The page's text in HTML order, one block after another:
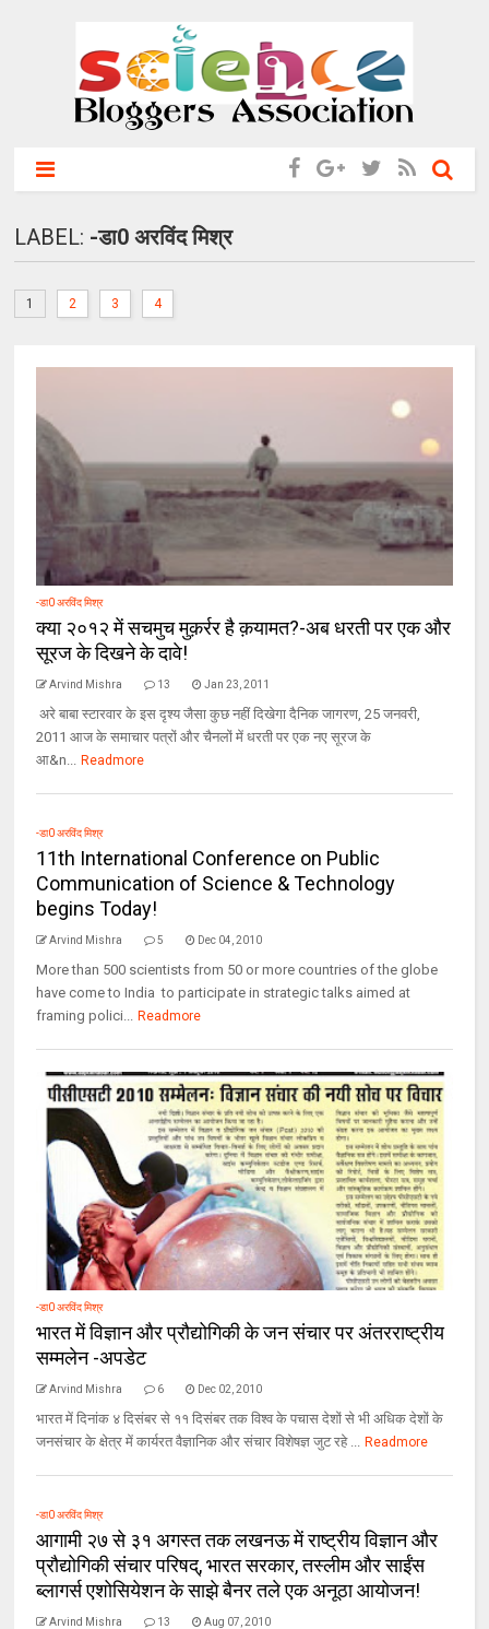
LABEL: -डा0 अरविंद मिश्र
1 2 3 4
-डा0 अरविंद मिश्र
क्या २०१२ में सचमुच मुक़र्रर है क़यामत?-अब धरती पर एक और
सूरज के दिखने के दावे!
Arvind Mishra 13 Jan 23, 2011
अरे बाबा स्टारवार के इस दृश्‍य जैसा कुछ नहीं दिखेगा दैनिक जागरण, 25 जनवरी,
2011 आज के समाचार पत्रों और चैनलों में धरती पर एक नए सूरज के
आ&n... Readmore
-डा0 अरविंद मिश्र
11th International Conference on Public
Communication of Science & Technology
begins Today!
Arvind Mishra 5 Dec 04, 2010
More than 500 scientists from 50 or more countries of the globe
have come to India to participate in strategic talks aimed at
framing polici... Readmore
-डा0 अरविंद मिश्र
भारत में विज्ञान और प्रौद्योगिकी के जन संचार पर अंतरराष्ट्रीय
सम्मलेन -अपडेट
Arvind Mishra 6 Dec 02, 2010
भारत में दिनांक ४ दिसंबर से ११ दिसंबर तक विश्व के पचास देशों से भी अधिक देशों के
जनसंचार के क्षेत्र में कार्यरत वैज्ञानिक और संचार विशेषज्ञ जुट रहे ... Readmore
-डा0 अरविंद मिश्र
आगामी २७ से ३१ अगस्त तक लखनऊ में राष्ट्रीय विज्ञान और
प्रौद्योगिकी संचार परिषद्, भारत सरकार, तस्लीम और साईंस
ब्लागर्स एशोसियेशन के साझे बैनर तले एक अनूठा आयोजन!
Arvind Mishra 13 Aug 07, 2010